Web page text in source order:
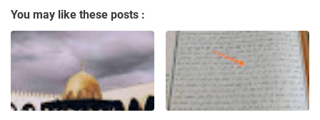
You may like these posts :